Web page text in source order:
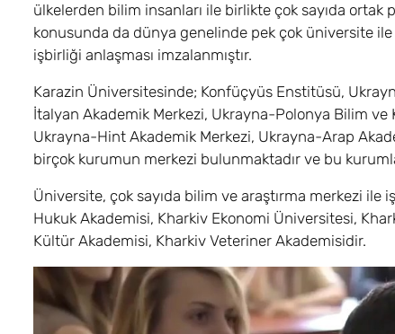
ülkelerden bilim insanları ile birlikte çok sayıda
konusunda da dünya genelinde pek çok üniversite
işbirliği anlaşması imzalanmıştır.
Karazin Üniversitesinde; Konfüçyüs Enstitüsü,
İtalyan Akademik Merkezi, Ukrayna-Polonya Bilim
Ukrayna-Hint Akademik Merkezi, Ukrayna-Arap
birçok kurumun merkezi bulunmaktadır ve bu
Üniversite, çok sayıda bilim ve araştırma merkezi ile
Hukuk Akademisi, Kharkiv Ekonomi Üniversitesi,
Kültür Akademisi, Kharkiv Veteriner Akademisidir.